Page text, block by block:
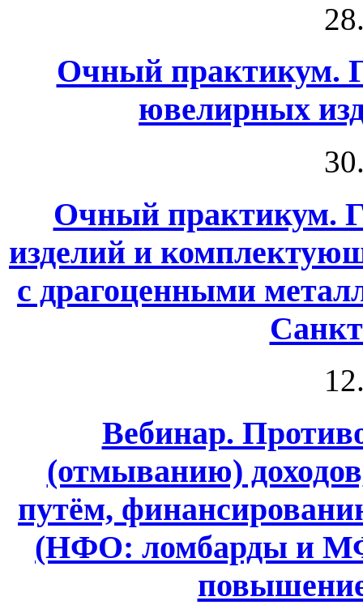
Очный практикум.
ювелирных
Очный практикум.
изделий и
с драгоценными
Вебинар.
(отмыванию)
путём,
(НФО: ломбарды и